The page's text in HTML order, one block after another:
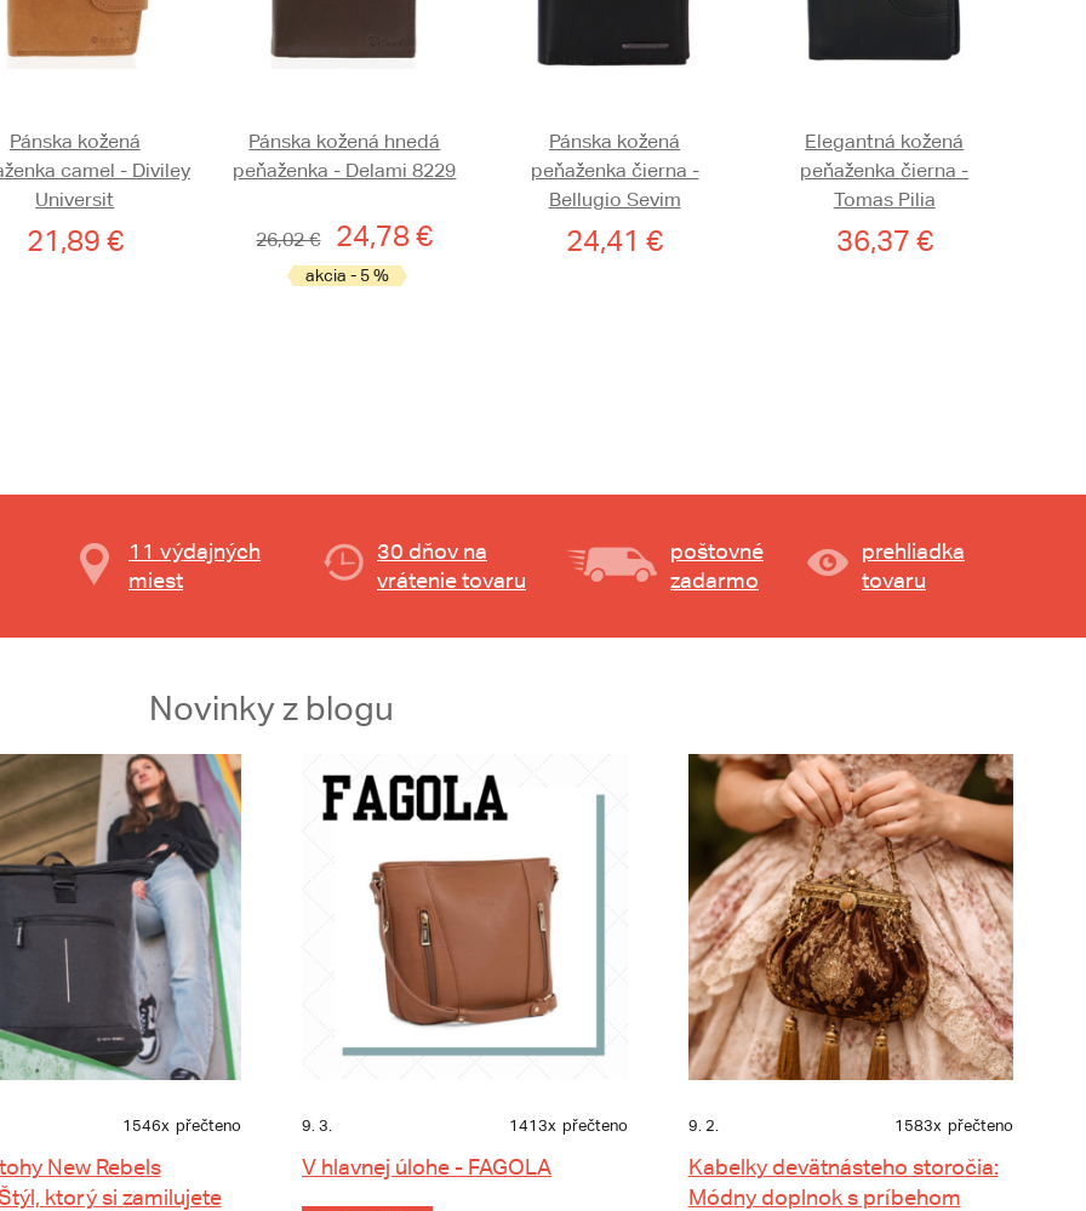
Pánska kožená
camel - Diviley
Universit
21,89 €
Pánska kožená hnedá
peňaženka - Delami 8229
26,02 € 24,78 €
akcia - 5 %
Pánska kožená
peňaženka čierna -
Bellugio Sevim
24,41 €
Elegantná kožená
peňaženka čierna -
Tomas Pilia
36,37 €
11 výdajných
miest
30 dňov na
vrátenie tovaru
poštovné
zadarmo
prehliadka
tovaru
Novinky z blogu
1546x přečteno
New Rebels
ktorý si zamilujete
9. 3. 1413x přečteno
V hlavnej úlohe - FAGOLA
9. 2. 1583x přečteno
Kabelky devätnásteho storočia:
Módny doplnok s príbehom